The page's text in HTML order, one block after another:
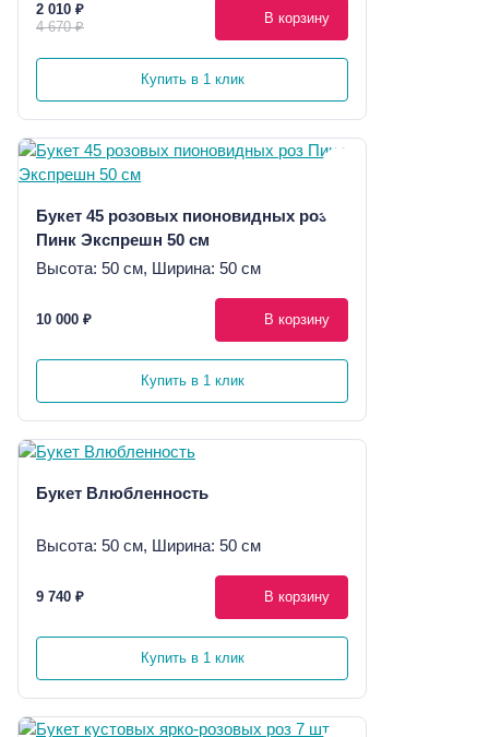
2 010 ₽
4 670 ₽
В корзину
Купить в 1 клик
Букет 45 розовых пионовидных роз
Пинк Экспрешн 50 см
Высота: 50 см, Ширина: 50 см
10 000 ₽ В корзину
Купить в 1 клик
Букет Влюбленность
Высота: 50 см, Ширина: 50 см
9 740 ₽ В корзину
Купить в 1 клик